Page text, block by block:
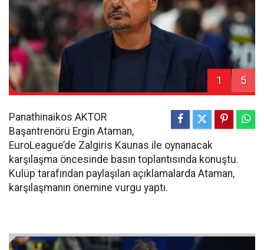
1 5
Panathinaikos AKTOR
Başantrenörü Ergin Ataman,
EuroLeague’de Zalgiris Kaunas ile oynanacak
karşılaşma öncesinde basın toplantısında konuştu.
Kulüp tarafından paylaşılan açıklamalarda Ataman,
karşılaşmanın önemine vurgu yaptı.